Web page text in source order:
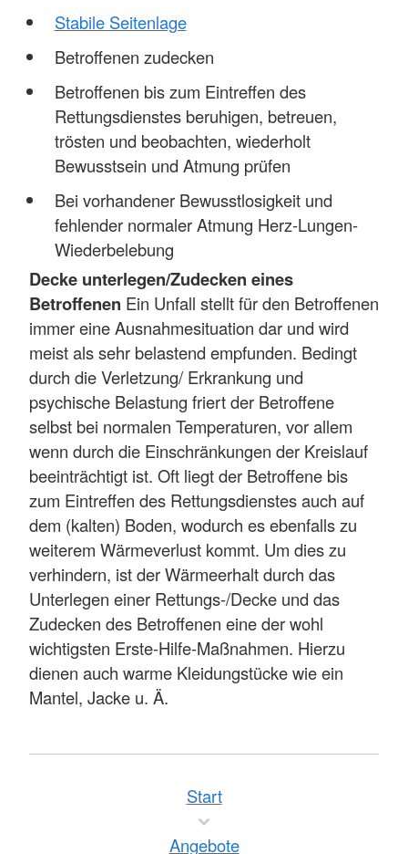
Stabile Seitenlage
Betroffenen zudecken
Betroffenen bis zum Eintreffen des
Rettungsdienstes beruhigen, betreuen,
trösten und beobachten, wiederholt
Bewusstsein und Atmung prüfen
Bei vorhandener Bewusstlosigkeit und
fehlender normaler Atmung Herz-Lungen-
Wiederbelebung
Decke unterlegen/Zudecken eines
Betroffenen Ein Unfall stellt für den Betroffenen
immer eine Ausnahmesituation dar und wird
meist als sehr belastend empfunden. Bedingt
durch die Verletzung/ Erkrankung und
psychische Belastung friert der Betroffene
selbst bei normalen Temperaturen, vor allem
wenn durch die Einschränkungen der Kreislauf
beeinträchtigt ist. Oft liegt der Betroffene bis
zum Eintreffen des Rettungsdienstes auch auf
dem (kalten) Boden, wodurch es ebenfalls zu
weiterem Wärmeverlust kommt. Um dies zu
verhindern, ist der Wärmeerhalt durch das
Unterlegen einer Rettungs-/Decke und das
Zudecken des Betroffenen eine der wohl
wichtigsten Erste-Hilfe-Maßnahmen. Hierzu
dienen auch warme Kleidungstücke wie ein
Mantel, Jacke u. Ä.
Start
Angebote